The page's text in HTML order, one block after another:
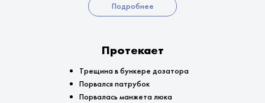
Подробнее
Протекает
Трещина в бункере дозатора
Порвался патрубок
Порвалась манжета люка